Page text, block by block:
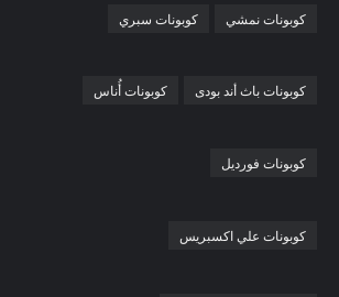
كوبونات نمشي كوبونات سبري
كوبونات باث أند بودى كوبونات أُناس
كوبونات فورديل
كوبونات علي اكسبريس